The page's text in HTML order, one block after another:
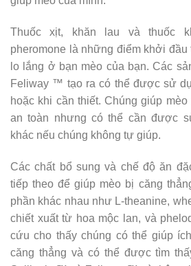
Thuốc xịt, khăn lau và thuốc
pheromone là những điểm khởi
lo lắng ở bạn mèo của bạn. Các
Feliway ™ tạo ra có thể được sử
hoặc khi cần thiết. Chúng giúp
an toàn nhưng có thể cần được
khác nếu chúng không tự giúp.
Các chất bổ sung và chế độ ăn
tiếp theo để giúp mèo bị căng
phần khác nhau như L-theanine,
chiết xuất từ ​​hoa mộc lan, và
cứu cho thấy chúng có thể giúp
căng thẳng và có thể được tìm